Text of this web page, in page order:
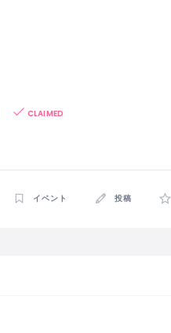
CLAIMED
イベント 投稿